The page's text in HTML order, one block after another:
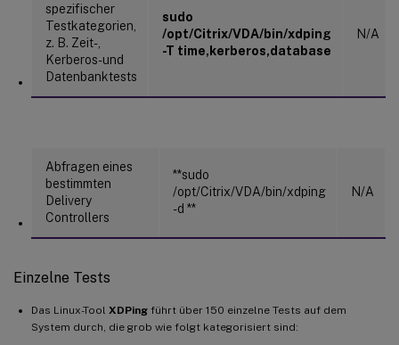
spezifischer
Testkategorien,
z. B. Zeit-,
Kerberos- und
Datenbanktests
sudo
/opt/Citrix/VDA/bin/xdping
-T time,kerberos,database
N/A
Abfragen eines
bestimmten
Delivery
Controllers
**sudo
/opt/Citrix/VDA/bin/xdping
-d **
N/A
Einzelne Tests
Das Linux-Tool XDPing führt über 150 einzelne Tests auf dem
System durch, die grob wie folgt kategorisiert sind: